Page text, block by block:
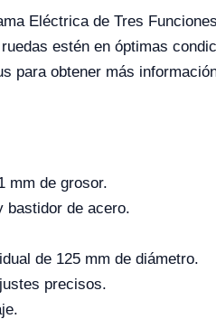
Eléctrica de Tres
estén en óptimas
para obtener más
mm de grosor.
bastidor de acero.
de 125 mm de diámetro.
precisos.